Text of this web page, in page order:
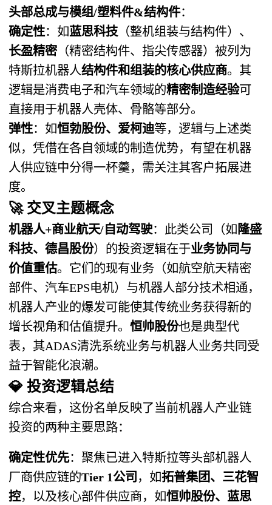
头部总成与模组/塑料件&结构件：
确定性：如蓝思科技 （整机组装与结构件）、
长盈精密 （精密结构件、指尖传感器）被列为
特斯拉机器人结构件和组装的核心供应商。其
逻辑是消费电子和汽车领域的精密制造经验可
直接用于机器人壳体、骨骼等部分。
弹性：如恒勃股份、爱柯迪等，逻辑与上述类
似，凭借在各自领域的制造优势，有望在机器
人供应链中分得一杯羹，需关注其客户拓展进
度。
🚀 交叉主题概念
机器人+商业航天/自动驾驶：此类公司（如隆盛
科技、德昌股份）的投资逻辑在于业务协同与
价值重估。它们的现有业务（如航空航天精密
部件、汽车EPS电机）与机器人部分技术相通，
机器人产业的爆发可能使其传统业务获得新的
增长视角和估值提升。恒帅股份也是典型代
表，其ADAS清洗系统业务与机器人业务共同受
益于智能化浪潮。
💎投资逻辑总结
综合来看，这份名单反映了当前机器人产业链
投资的两种主要思路：
确定性优先：聚焦已进入特斯拉等头部机器人
厂商供应链的Tier 1公司 ，如拓普集团、三花智
控，以及核心部件供应商，如恒帅股份、蓝思